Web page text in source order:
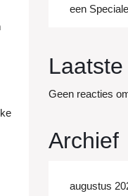
een
Geen reacties
Archief
augustus